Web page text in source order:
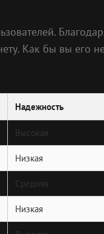
Как бы вы его
Надежность
Высокая
Низкая
Средняя
Низкая